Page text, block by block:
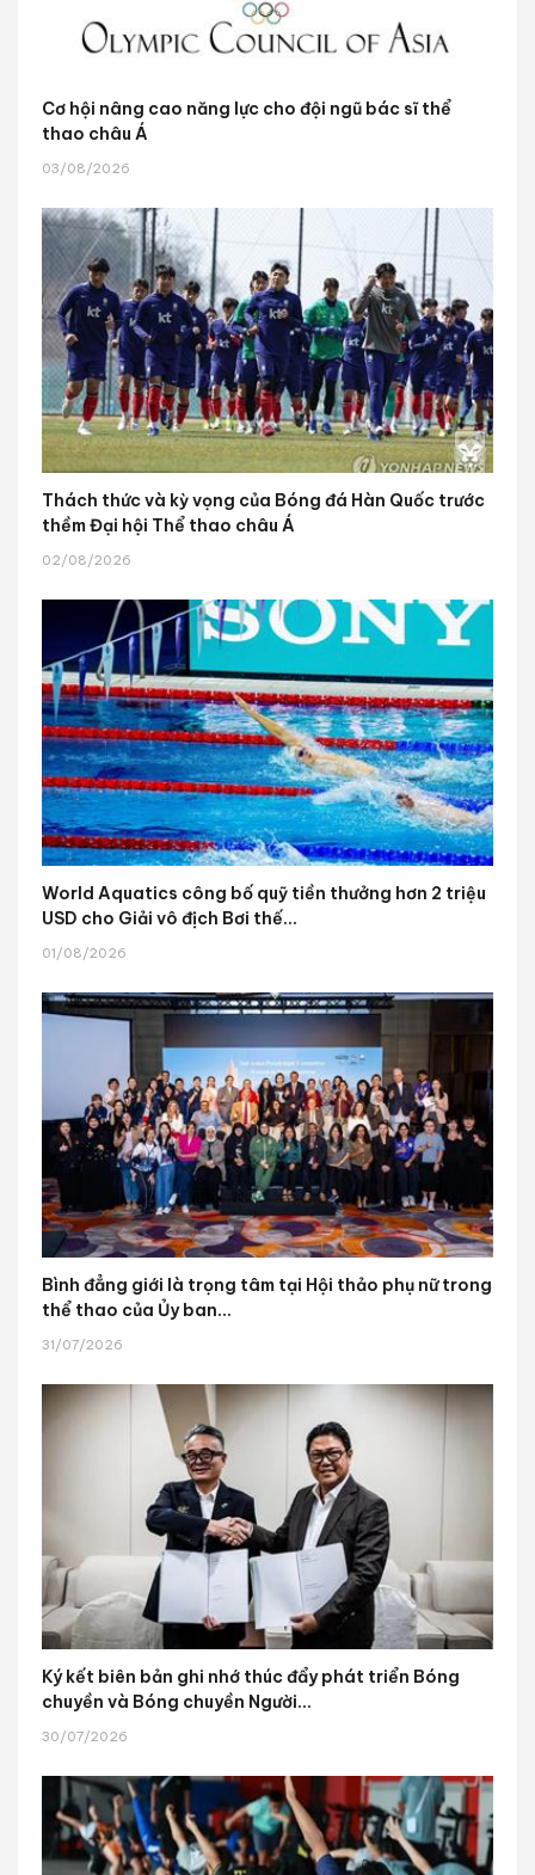
Cơ hội nâng cao năng lực cho đội ngũ bác sĩ thể
thao châu Á
03/08/2026
Thách thức và kỳ vọng của Bóng đá Hàn Quốc trước
thềm Đại hội Thể thao châu Á
02/08/2026
World Aquatics công bố quỹ tiền thưởng hơn 2 triệu
USD cho Giải vô địch Bơi thế...
01/08/2026
Bình đẳng giới là trọng tâm tại Hội thảo phụ nữ trong
thể thao của Ủy ban...
31/07/2026
Ký kết biên bản ghi nhớ thúc đẩy phát triển Bóng
chuyền và Bóng chuyền Người...
30/07/2026